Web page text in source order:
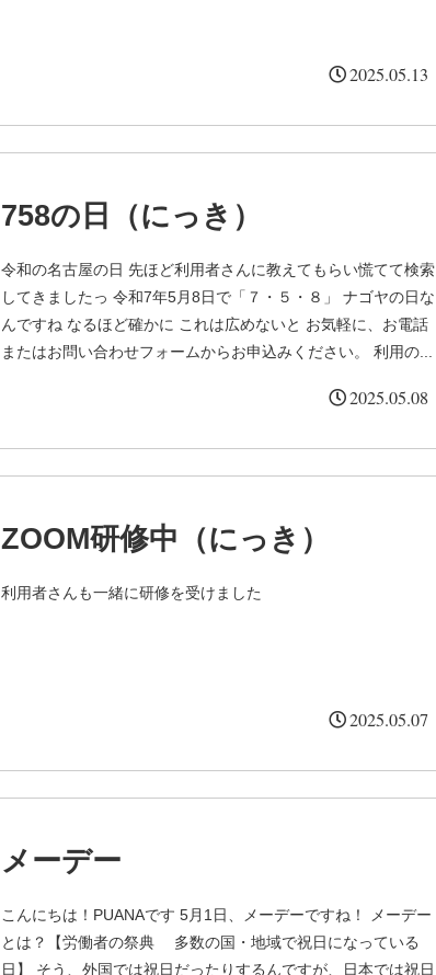
2025.05.13
758の日（にっき）
令和の名古屋の日 先ほど利用者さんに教えてもらい慌てて検索
してきましたっ 令和7年5月8日で「７・５・８」 ナゴヤの日な
んですね なるほど確かに これは広めないと お気軽に、お電話
またはお問い合わせフォームからお申込みください。 利用の...
2025.05.08
ZOOM研修中（にっき）
利用者さんも一緒に研修を受けました
2025.05.07
メーデー
こんにちは！PUANAです 5月1日、メーデーですね！ メーデー
とは？【労働者の祭典 多数の国・地域で祝日になっている
日】 そう、外国では祝日だったりするんですが、日本では祝日